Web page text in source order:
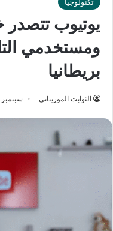
يوتيوب تتصدر
ومستخدمي
بريطانيا
الثوابت الموريتاني سبتمبر 5, 2025